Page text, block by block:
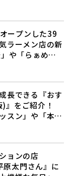
ープンした39
ラーメン店の新
や「らぁめん
さん♪
長できる『おす
』をご紹介！
スン」や「本格
自分を見つけよ
ョンの店
原太門さん』に